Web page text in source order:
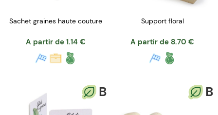
Sachet graines haute couture
A partir de 1.14 €
Support floral
A partir de 8.70 €
B B